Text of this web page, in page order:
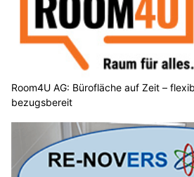
Room4U AG: Bürofläche auf Zeit –
bezugsbereit